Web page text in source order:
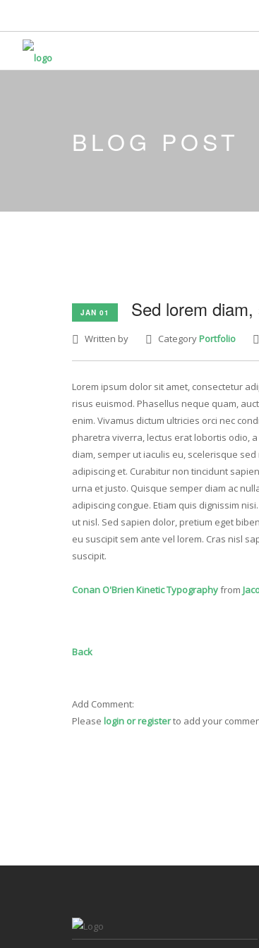
BLOG POST
JAN 01 Sed lorem
Written by CategoryPortfolio
Lorem ipsum dolor sit amet, consectetur
risus euismod. Phasellus neque quam,
enim. Vivamus dictum ultricies orci nec
pharetra viverra, lectus erat lobortis odio,
diam, semper ut iaculis eu, scelerisque
adipiscing et. Curabitur non tincidunt
urna et justo. Quisque semper diam ac
adipiscing congue. Etiam quis dignissim
ut nisl. Sed sapien dolor, pretium eget
eu suscipit sem ante vel lorem. Cras nisl
suscipit.
Conan O'Brien Kinetic Typographyfrom
Back
Add Comment:
Please login or registerto add your